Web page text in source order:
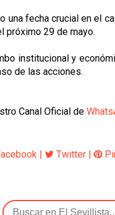
fecha crucial en el
próximo 29 de mayo.
institucional y
de las acciones.
Canal Oficial de
| Twitter |